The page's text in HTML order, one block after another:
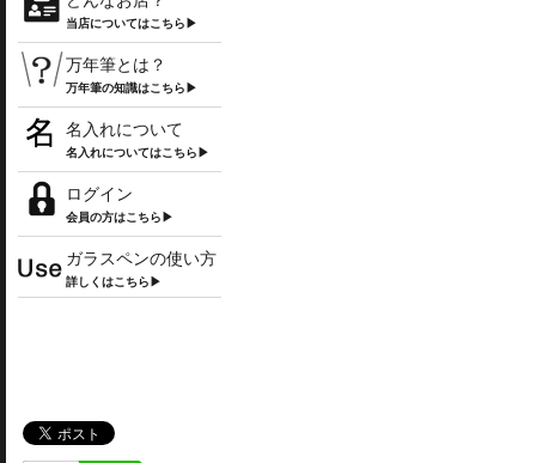
当店についてはこちら▶
万年筆とは？
万年筆の知識はこちら▶
名入れについて
名入れについてはこちら▶
ログイン
会員の方はこちら▶
ガラスペンの使い方
詳しくはこちら▶